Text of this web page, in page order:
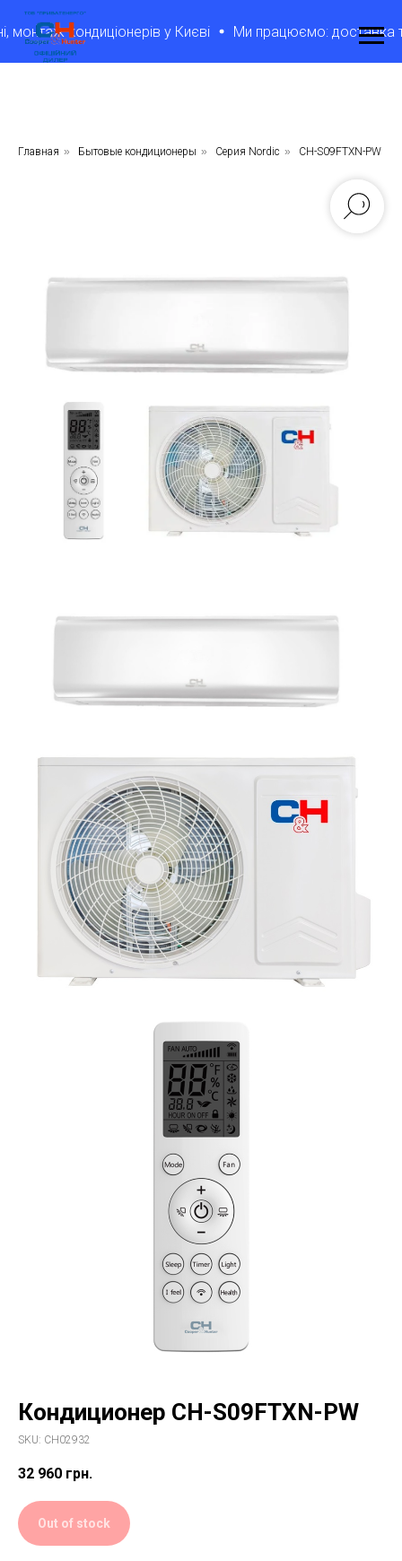
кондиціонерів у Києві Ми працюємо: доставка
Главная » Бытовые кондиционеры » Серия Nordic » CH-S09FTXN-PW
Кондиционер CH-S09FTXN-PW
SKU: CH02932
32 960 грн.
Out of stock